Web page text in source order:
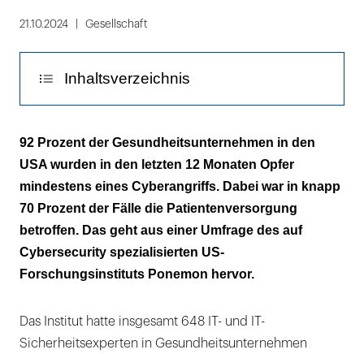
21.10.2024 Gesellschaft
Inhaltsverzeichnis
Clouddienste im Fokus
Mehr Sterblichkeit durch Cyberattacken
92 Prozent der Gesundheitsunternehmen in den
USA wurden in den letzten 12 Monaten Opfer
mindestens eines Cyberangriffs. Dabei war in knapp
70 Prozent der Fälle die Patientenversorgung
betroffen. Das geht aus einer Umfrage des auf
Cybersecurity spezialisierten US-
Forschungsinstituts Ponemon hervor.
Das Institut hatte insgesamt 648 IT- und IT-
Sicherheitsexperten in Gesundheitsunternehmen